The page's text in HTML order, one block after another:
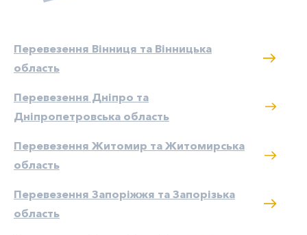
Перевезення Вінниця та Вінницька
область
Перевезення Дніпро та
Дніпропетровська область
Перевезення Житомир та Житомирська
область
Перевезення Запоріжжя та Запорізька
область